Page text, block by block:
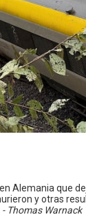
Alemania que
y otras
- Thomas Warnack